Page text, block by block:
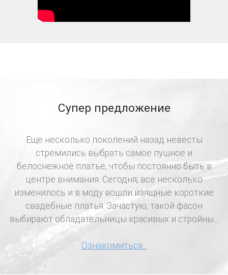
Супер предложение
Еще несколько поколений назад невесты
стремились выбрать самое пушное и
белоснежное платье, чтобы постоянно быть в
центре внимания. Сегодня, все несколько
изменилось и в моду вошли изящные короткие
свадебные платья. Зачастую, такой фасон
выбирают обладательницы красивых и стройны...
Ознакомиться...